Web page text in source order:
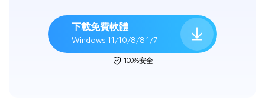
下載免費軟體
Windows 11/10/8/8.1/7
100%安全